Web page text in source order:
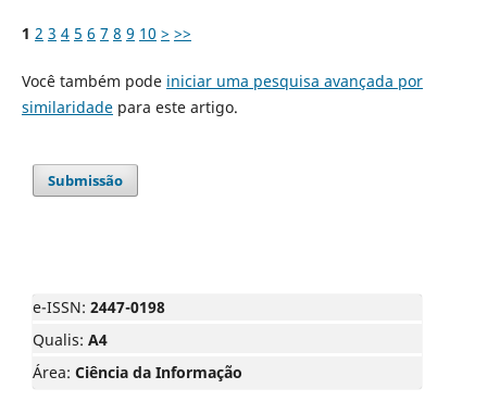
1 2 3 4 5 6 7 8 9 10 > >>
Você também pode iniciar uma pesquisa avançada por
similaridadepara este artigo.
Submissão
e-ISSN: 2447-0198
Qualis: A4
Área: Ciência da Informação